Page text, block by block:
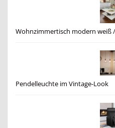
Wohnzimmertisch modern weiß
Pendelleuchte im Vintage-Look